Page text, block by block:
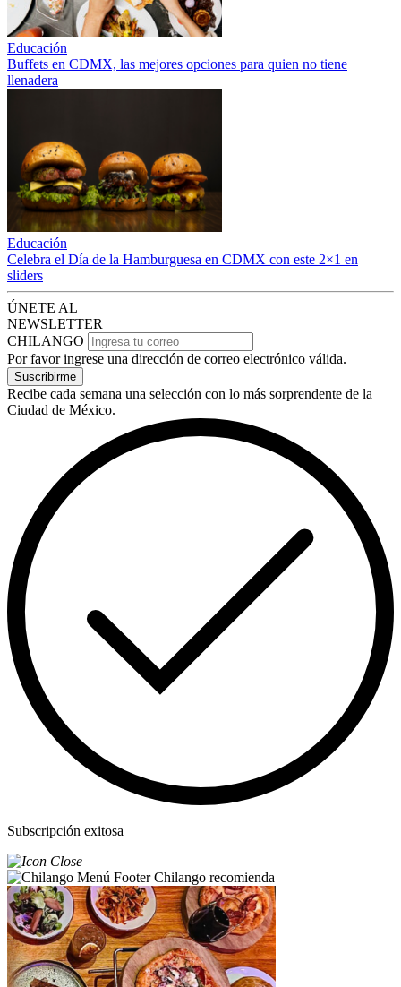
Educación
Buffets en CDMX, las mejores opciones para quien no tiene
llenadera
Educación
Celebra el Día de la Hamburguesa en CDMX con este 2×1 en
sliders
ÚNETE AL
NEWSLETTER
CHILANGO
Por favor ingrese una dirección de correo electrónico válida.
Suscribirme
Recibe cada semana una selección con lo más sorprendente de la
Ciudad de México.
Subscripción exitosa
Chilango recomienda